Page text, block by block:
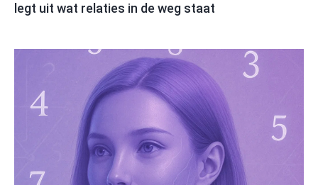
legt uit wat relaties in de weg staat